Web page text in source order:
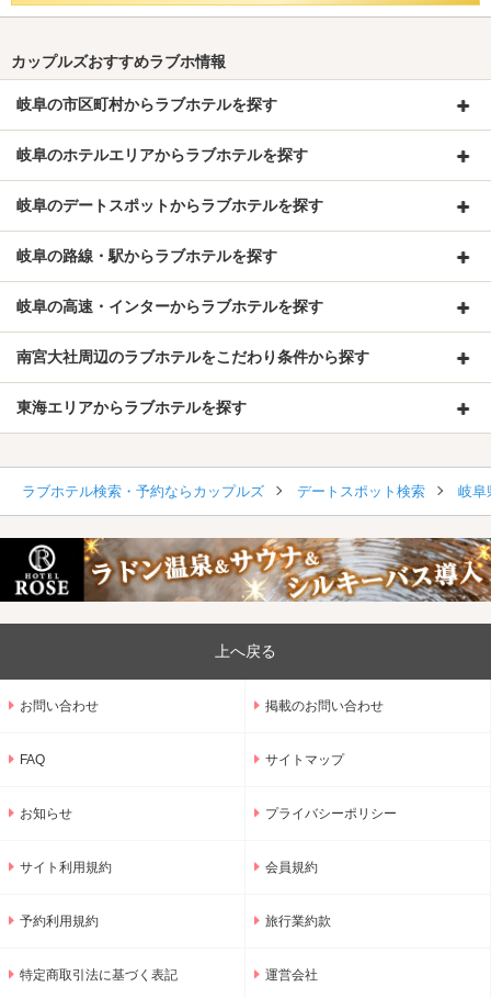
カップルズおすすめラブホ情報
岐阜の市区町村からラブホテルを探す
岐阜のホテルエリアからラブホテルを探す
岐阜のデートスポットからラブホテルを探す
岐阜の路線・駅からラブホテルを探す
岐阜の高速・インターからラブホテルを探す
南宮大社周辺のラブホテルをこだわり条件から探す
東海エリアからラブホテルを探す
ラブホテル検索・予約ならカップルズ デートスポット検索 岐阜
上へ戻る
お問い合わせ 掲載のお問い合わせ
FAQ サイトマップ
お知らせ プライバシーポリシー
サイト利用規約 会員規約
予約利用規約 旅行業約款
特定商取引法に基づく表記 運営会社